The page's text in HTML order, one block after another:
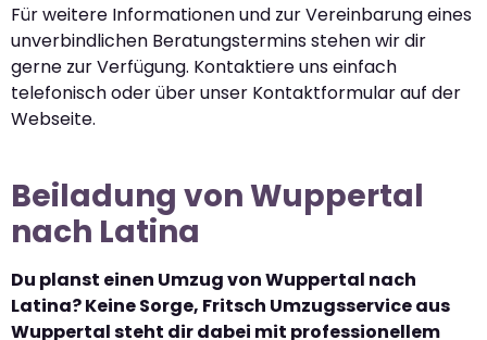
Für weitere Informationen und zur Vereinbarung eines
unverbindlichen Beratungstermins stehen wir dir
gerne zur Verfügung. Kontaktiere uns einfach
telefonisch oder über unser Kontaktformular auf der
Webseite.
Beiladung von Wuppertal
nach Latina
Du planst einen Umzug von Wuppertal nach
Latina? Keine Sorge, Fritsch Umzugsservice aus
Wuppertal steht dir dabei mit professionellem